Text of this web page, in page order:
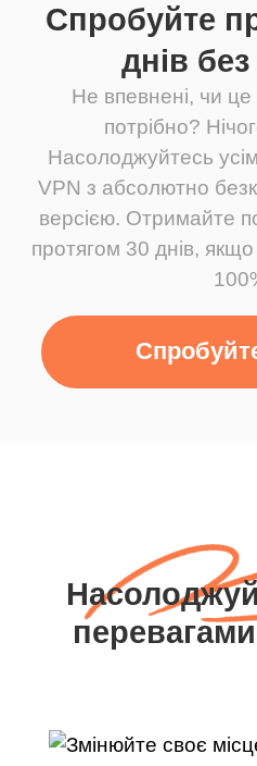
Спробуйте
днів
Не впевнені, чи
потрібно?
Насолоджуйтесь
VPN з абсолютно
версією. Отримайте
протягом 30 днів,